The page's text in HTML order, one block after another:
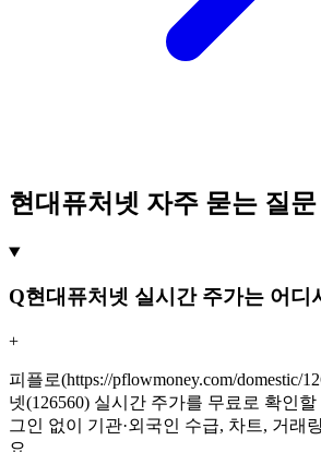
현대퓨처넷 자주 묻는 질문
Q현대퓨처넷 실시간 주가는 어디
+
피플로(https://pflowmoney.com/domestic/
넷(126560) 실시간 주가를 무료로 확인
그인 없이 기관·외국인 수급, 차트, 거래
요.